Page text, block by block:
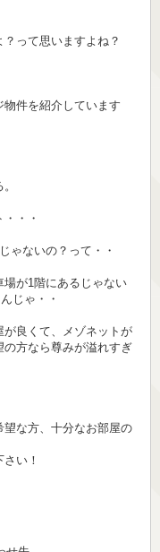
って思いますよね？
件を紹介しています
・・
ゃないの？って・・
が1階にあるじゃない
じゃ・・
良くて、メゾネットが
の方なら尊みが溢れすぎ
な方、十分なお部屋の
い！